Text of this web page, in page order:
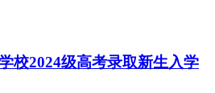
校2024级高考录取新生入学